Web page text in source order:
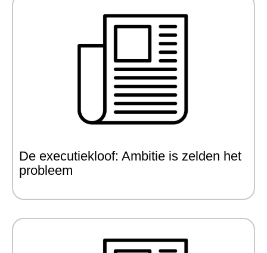
De executiekloof: Ambitie is zelden het
probleem